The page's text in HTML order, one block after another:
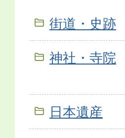
街道・史跡
神社・寺院
日本遺産